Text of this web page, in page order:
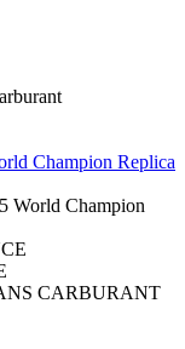
Champion Replica
World Champion
CARBURANT